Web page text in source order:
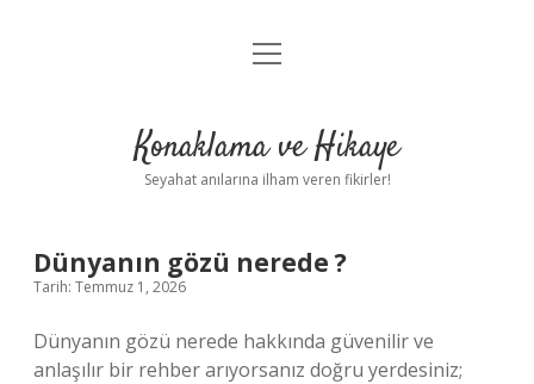
Anasayfa
Yasal Uyarı
menüyü
Konaklama ve Hikaye
Seyahat anılarına ilham veren fikirler!
Dünyanın gözü nerede ?
Tarih: Temmuz 1, 2026
Dünyanın gözü nerede hakkında güvenilir ve
anlaşılır bir rehber arıyorsanız doğru yerdesiniz;